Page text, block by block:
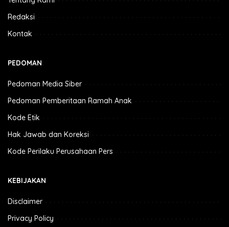
Redaksi
Kontak
PEDOMAN
Pedoman Media Siber
Pedoman Pemberitaan Ramah Anak
Kode Etik
Hak Jawab dan Koreksi
Kode Perilaku Perusahaan Pers
KEBIJAKAN
Disclaimer
Privacy Policy